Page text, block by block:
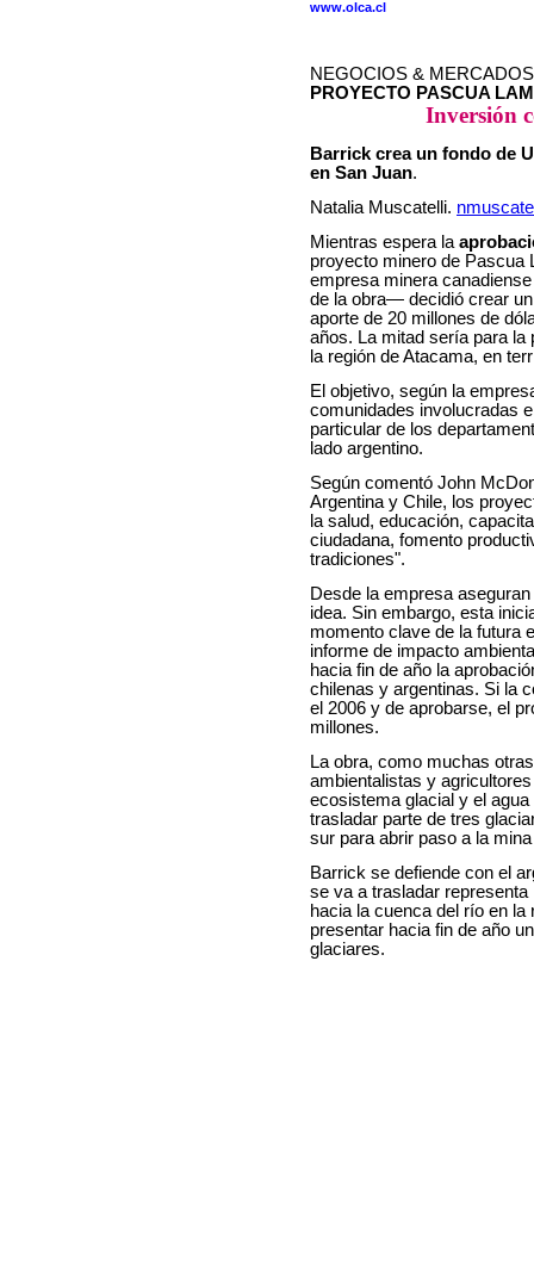
www.olca.cl
NEGOCIOS &
PROYECTO PASCUA
Inversión
Barrick crea un fondo de
en San Juan.
Natalia Muscatelli.
Mientras espera la
proyecto minero de Pascua
empresa minera
de la obra— decidió crear
aporte de 20 millones de
años. La mitad sería para la
la región de Atacama, en
El objetivo, según la
comunidades involucradas
particular de los
lado argentino.
Según comentó John
Argentina y Chile, los
la salud, educación,
ciudadana, fomento
tradiciones".
Desde la empresa
idea. Sin embargo, esta
momento clave de la futura
informe de impacto
hacia fin de año la
chilenas y argentinas. Si la
el 2006 y de aprobarse, el
millones.
La obra, como muchas
ambientalistas y
ecosistema glacial y el
trasladar parte de tres
sur para abrir paso a la
Barrick se defiende con el
se va a trasladar
hacia la cuenca del río en
presentar hacia fin de año
glaciares.